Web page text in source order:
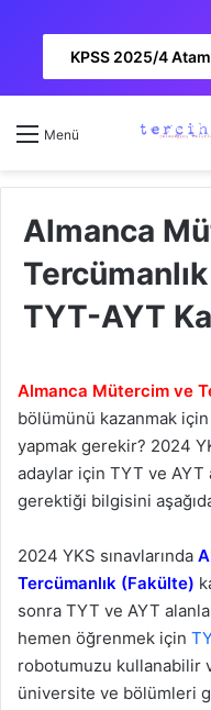
KPSS 2025/4
Menü
Almanca
TYT-AYT
Almanca Mütercim ve
bölümünü kazanmak için
yapmak gerekir? 2024
adaylar için TYT ve AYT
gerektiği bilgisini
2024 YKS sınavlarında
Tercümanlık (Fakülte)
sonra TYT ve AYT
hemen öğrenmek için
robotumuzu kullanabilir
üniversite ve bölümleri